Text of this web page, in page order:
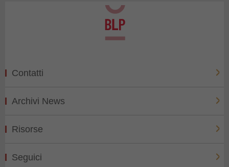
Contatti
Archivi News
Risorse
Seguici